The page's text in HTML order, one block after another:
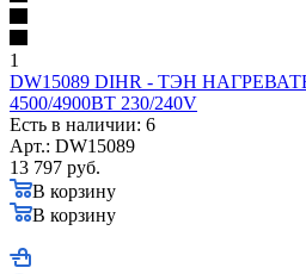
1
DW15089 DIHR - ТЭН
4500/4900ВТ 230/240V
Есть в наличии: 6
Арт.: DW15089
13 797 руб.
В корзину
В корзину